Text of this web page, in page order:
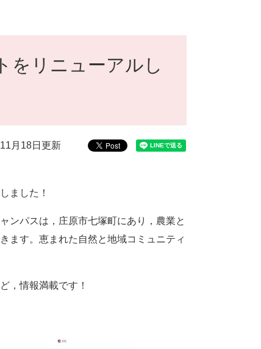
をリニューアルし
月18日更新
ました！
ンパスは，庄原市七塚町にあり，農業と
ます。恵まれた自然と地域コミュニティ
，情報満載です！